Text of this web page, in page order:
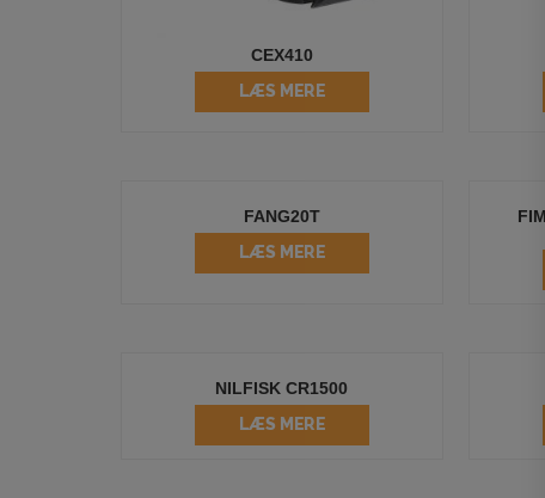
CEX410
LÆS MERE
FANG20T
LÆS MERE
NILFISK CR1500
LÆS MERE